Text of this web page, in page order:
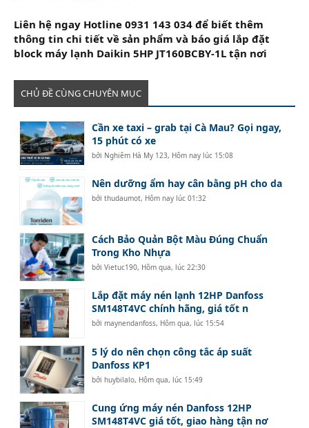
Liên hệ ngay Hotline 0931 143 034 để biết thêm
thông tin chi tiết về sản phẩm và báo giá lắp đặt
block máy lạnh Daikin 5HP JT160BCBY-1L tận nơi
CHỦ ĐỀ CÙNG CHUYÊN MỤC
Cần xe taxi – grab tại Cà Mau? Gọi ngay,
15 phút có xe
bởi Nghiêm Hà My 123, Hôm nay lúc 15:08
Nên dưỡng ẩm hay cân bằng pH cho da
bởithudaumot, Hôm nay lúc 01:32
Cách Bảo Quản Bột Màu Đúng Chuẩn
Trong Kho Nhựa
bởiVietuc190, Hôm qua, lúc 22:30
Lắp đặt máy nén lạnh 12HP Danfoss
SM148T4VC chính hãng, giá tốt n
bởimaynendanfoss, Hôm qua, lúc 15:54
5 lý do nên chọn công tắc áp suất
Danfoss KP1
bởihuybilalo, Hôm qua, lúc 15:49
Cung ứng máy nén Danfoss 12HP
SM148T4VC giá tốt, giao hàng tận nơ